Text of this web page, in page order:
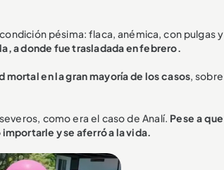
pésima: flaca, anémica, con pulgas y
a donde fue trasladada en febrero.
en la gran mayoría de los casos, sobre
como era el caso de Analí. Pese a que
y se aferró a la vida.